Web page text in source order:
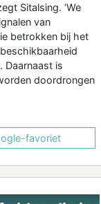
Sitalsing. ‘We
van
betrokken bij het
Daarnaast is
doordrongen
favoriet